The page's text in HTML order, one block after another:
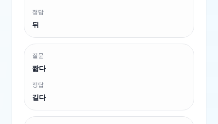
정답
뒤
질문
짧다
정답
길다